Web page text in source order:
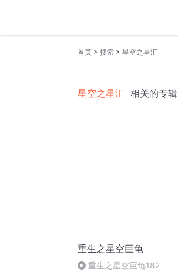
首页 > 搜索 > 星空之星汇
星空之星汇 相关的专辑
重生之星空巨龟
重生之星空巨龟182